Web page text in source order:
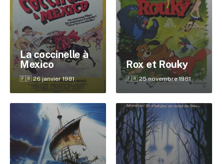
La coccinelle à
Mexico
🇫🇷 26 janvier 1981
Rox et Rouky
🇫🇷 25 novembre 1981